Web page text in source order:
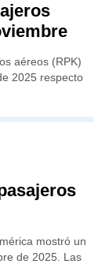
aéreos (RPK)
2025 respecto
mostró un
de 2025. Las